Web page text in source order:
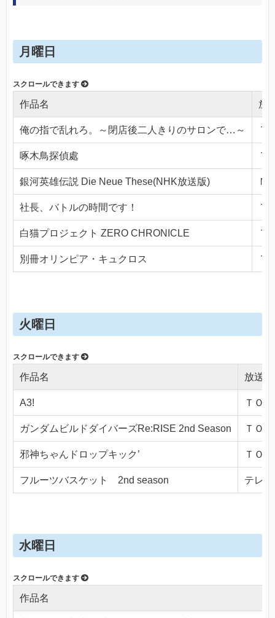
月曜日
作品名 放
俺の指で乱れろ。～閉店後二人きりのサロンで…～ Ｔ
啄木鳥探偵處 Ｔ
銀河英雄伝説 Die Neue These(NHK放送版) Ｎ
社長、バトルの時間です！ Ｔ
白猫プロジェクト ZERO CHRONICLE Ｔ
別冊オリンピア・キュクロス Ｔ
火曜日
作品名 放送局
A3! ＴＯ
ガンダムビルドダイバーズRe:RISE 2nd Season ＴＯ
邪神ちゃんドロップキック’ ＴＯ
フルーツバスケット 2nd season テレ
水曜日
作品名